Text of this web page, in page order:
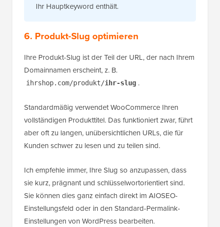
Ihr Hauptkeyword enthält.
6. Produkt-Slug optimieren
Ihre Produkt-Slug ist der Teil der URL, der nach Ihrem
Domainnamen erscheint, z. B.
ihrshop.com/produkt/ihr-slug .
Standardmäßig verwendet WooCommerce Ihren
vollständigen Produkttitel. Das funktioniert zwar, führt
aber oft zu langen, unübersichtlichen URLs, die für
Kunden schwer zu lesen und zu teilen sind.
Ich empfehle immer, Ihre Slug so anzupassen, dass
sie kurz, prägnant und schlüsselwortorientiert sind.
Sie können dies ganz einfach direkt im AIOSEO-
Einstellungsfeld oder in den Standard-Permalink-
Einstellungen von WordPress bearbeiten.